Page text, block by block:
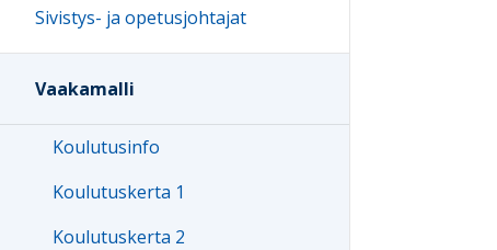
Sivistys- ja opetusjohtajat
Vaakamalli
Koulutusinfo
Koulutuskerta 1
Koulutuskerta 2